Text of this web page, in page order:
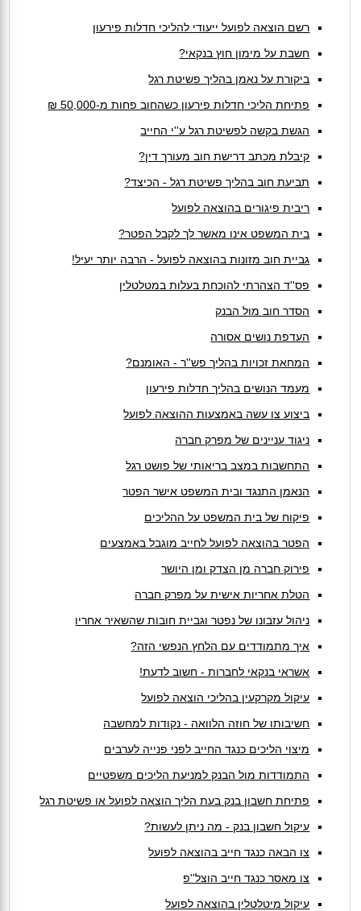
רשם הוצאה לפועל ייעודי להליכי חדלות פירעון
חשבת על מימון חוץ בנקאי?
ביקורת על נאמן בהליך פשיטת רגל
פתיחת הליכי חדלות פירעון כשהחוב פחות מ-50,000 ₪
הגשת בקשה לפשיטת רגל ע''י החייב
קיבלת מכתב דרישת חוב מעורך דין?
תביעת חוב בהליך פשיטת רגל - הכיצד?
ריבית פיגורים בהוצאה לפועל
בית המשפט אינו מאשר לך לקבל הפטר?
גביית חוב מזונות בהוצאה לפועל - הרבה יותר יעיל!
פס''ד הצהרתי להוכחת בעלות במטלטלין
הסדר חוב מול הבנק
העדפת נושים אסורה
המחאת זכויות בהליך פש''ר - האומנם?
מעמד הנושים בהליך חדלות פירעון
ביצוע צו עשה באמצעות ההוצאה לפועל
ניגוד עניינים של מפרק חברה
התחשבות במצב בריאותי של פושט רגל
הנאמן התנגד ובית המשפט אישר הפטר
פיקוח של בית המשפט על ההליכים
הפטר בהוצאה לפועל לחייב מוגבל באמצעים
פירוק חברה מן הצדק ומן היושר
הטלת אחריות אישית על מפרק חברה
ניהול עזבונו של נפטר וגביית חובות שהשאיר אחריו
איך מתמודדים עם הלחץ הנפשי הזה?
אשראי בנקאי לחברות - חשוב לדעת!
עיקול מקרקעין בהליכי הוצאה לפועל
חשיבותו של חוזה הלוואה - נקודות למחשבה
מיצוי הליכים כנגד החייב לפני פנייה לערבים
התמודדות מול הבנק למניעת הליכים משפטיים
פתיחת חשבון בנק בעת הליך הוצאה לפועל או פשיטת רגל
עיקול חשבון בנק - מה ניתן לעשות?
צו הבאה כנגד חייב בהוצאה לפועל
צו מאסר כנגד חייב הוצל''פ
עיקול מיטלטלין בהוצאה לפועל